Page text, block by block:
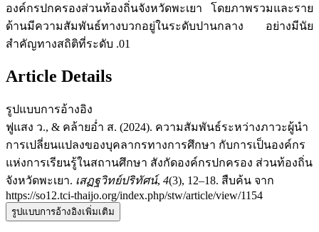
องค์กรปกครองส่วนท้องถิ่นจังหวัดพะเยา โดยภาพรวมและราย
ด้านมีความสัมพันธ์ทางบวกอยู่ในระดับปานกลาง อย่างมีนัย
สำคัญทางสถิติที่ระดับ .01
Article Details
รูปแบบการอ้างอิง
ฟูแสง ว., & คล้ายอ่ำ ส. (2024). ความสัมพันธ์ระหว่างภาวะผู้นำ
การเปลี่ยนแปลงของบุคลากรทางการศึกษา กับการเป็นองค์กร
แห่งการเรียนรู้ในสถานศึกษา สังกัดองค์กรปกครอง ส่วนท้องถิ่น
จังหวัดพะเยา. เสฏฐวิทย์ปริทัศน์, 4(3), 12–18. สืบค้น จาก
https://so12.tci-thaijo.org/index.php/stw/article/view/1154
รูปแบบการอ้างอิงเพิ่มเติม